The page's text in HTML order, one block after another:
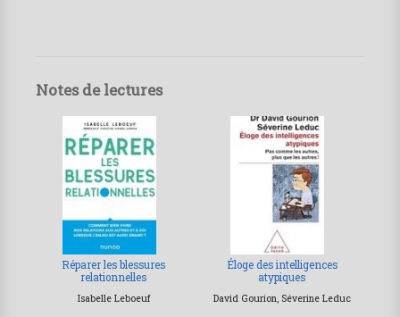
Notes de lectures
Réparer les blessures
relationnelles
Isabelle Leboeuf
Éloge des intelligences
atypiques
David Gourion, Séverine Leduc